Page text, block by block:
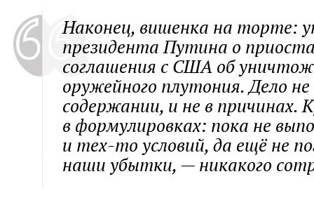
Наконец, вишенка на торте:
президента Путина о
соглашения с США об
оружейного плутония. Дело не
содержании, и не в причинах.
в формулировках: пока не
и тех-то условий, да ещё не
наши убытки, — никакого